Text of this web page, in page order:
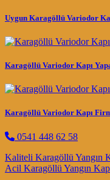
Uygun Karagöllü Variodor
Karagöllü Variodor Kapı
Karagöllü Variodor Kapı
0541 448 62 58
Post navigation
Kaliteli Karagöllü Yangın
Acil Karagöllü Yangın